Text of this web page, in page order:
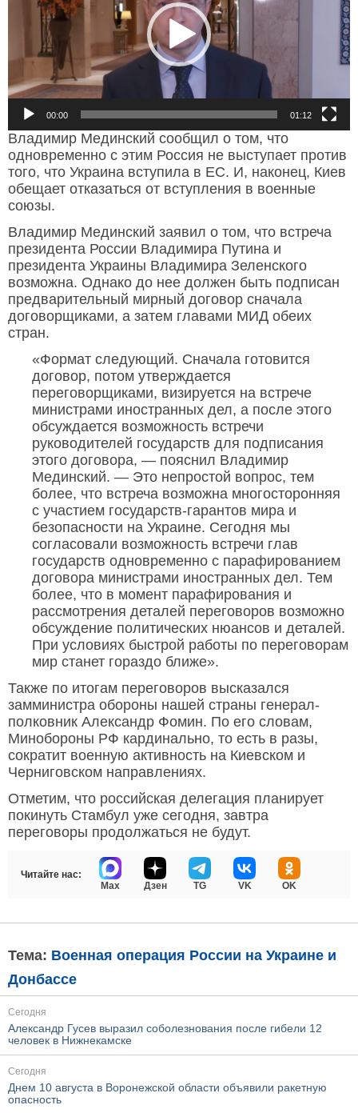
00:00 01:12
Владимир Мединский сообщил о том, что
одновременно с этим Россия не выступает против
того, что Украина вступила в ЕС. И, наконец, Киев
обещает отказаться от вступления в военные
союзы.
Владимир Мединский заявил о том, что встреча
президента России Владимира Путина и
президента Украины Владимира Зеленского
возможна. Однако до нее должен быть подписан
предварительный мирный договор сначала
договорщиками, а затем главами МИД обеих
стран.
«Формат следующий. Сначала готовится
договор, потом утверждается
переговорщиками, визируется на встрече
министрами иностранных дел, а после этого
обсуждается возможность встречи
руководителей государств для подписания
этого договора, — пояснил Владимир
Мединский. — Это непростой вопрос, тем
более, что встреча возможна многосторонняя
с участием государств-гарантов мира и
безопасности на Украине. Сегодня мы
согласовали возможность встречи глав
государств одновременно с парафированием
договора министрами иностранных дел. Тем
более, что в момент парафирования и
рассмотрения деталей переговоров возможно
обсуждение политических нюансов и деталей.
При условиях быстрой работы по переговорам
мир станет гораздо ближе».
Также по итогам переговоров высказался
замминистра обороны нашей страны генерал-
полковник Александр Фомин. По его словам,
Минобороны РФ кардинально, то есть в разы,
сократит военную активность на Киевском и
Черниговском направлениях.
Отметим, что российская делегация планирует
покинуть Стамбул уже сегодня, завтра
переговоры продолжаться не будут.
Читайте нас:
Max
Дзен TG VK OK
Тема: Военная операция России на Украине и
Донбассе
Сегодня
Александр Гусев выразил соболезнования после гибели 12
человек в Нижнекамске
Сегодня
Днем 10 августа в Воронежской области объявили ракетную
опасность